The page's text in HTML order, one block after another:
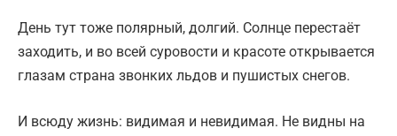
День тут тоже полярный, долгий. Солнце перестаёт
заходить, и во всей суровости и красоте открывается
глазам страна звонких льдов и пушистых снегов.
И всюду жизнь: видимая и невидимая. Не видны на